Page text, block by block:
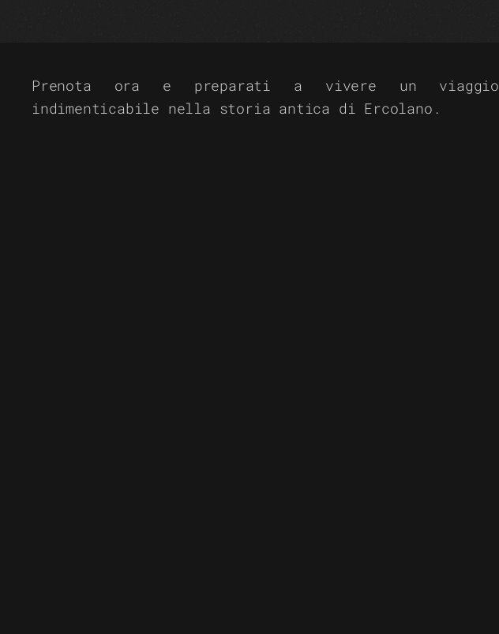
Prenota ora e preparati a vivere un viaggio
indimenticabile nella storia antica di Ercolano.